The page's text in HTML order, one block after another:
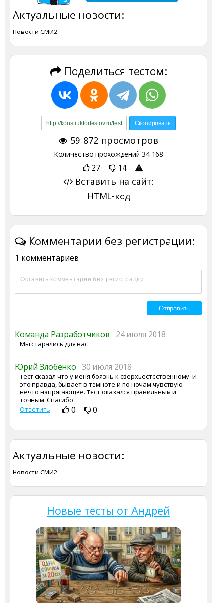
Актуальные новости:
Новости СМИ2
Поделиться тестом:
59 872 просмотров
Количество прохождений 34 168
27 14
Вставить на сайт:
HTML-код
Комментарии без регистрации:
1 комментариев
Команда Разработчиков 24 июля 2018
Мы старались для вас
Юрий Злобенко 30 июля 2018
Тест сказал что у меня боязнь к сверхьестественному. И
это правда, бывает в темноте и по ночам чувствую
нечто напрягающее. Тест оказался правильным и
точным. Спасибо.
Ответить
0 0
Актуальные новости:
Новости СМИ2
Новые тесты от Андрей